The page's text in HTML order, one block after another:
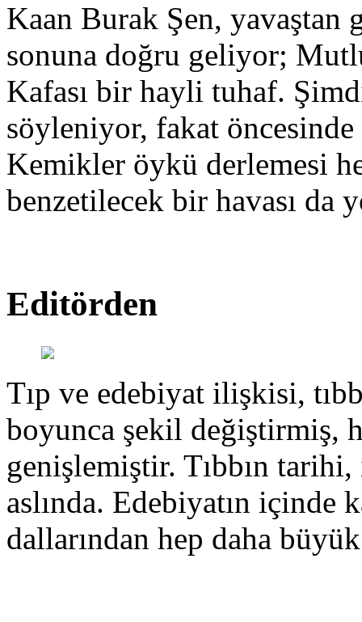
Kaan Burak Şen, yavaştan
sonuna doğru geliyor;
Kafası bir hayli tuhaf.
söyleniyor, fakat
Kemikler öykü derlemesi
benzetilecek bir havası da
Editörden
Tıp ve edebiyat ilişkisi,
boyunca şekil değiştirmiş,
genişlemiştir. Tıbbın
aslında. Edebiyatın içinde
dallarından hep daha